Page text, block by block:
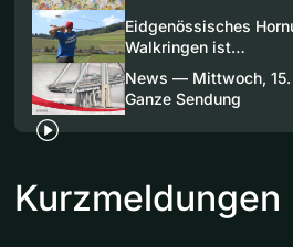
Eidgenössisches
Walkringen ist…
News — Mittwoch,
Ganze Sendung
Kurzmeldungen